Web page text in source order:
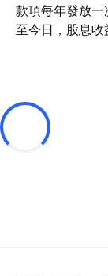
款項每年發放
至今日，股息收